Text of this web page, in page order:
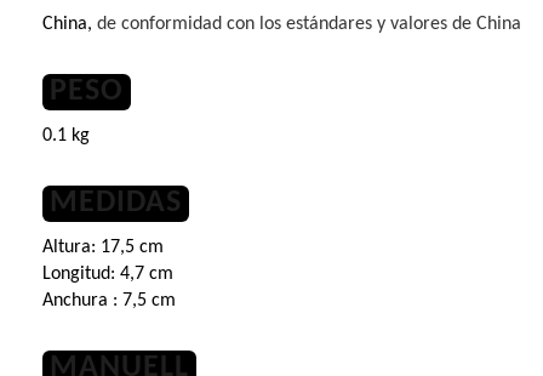
China, de conformidad con los estándares y valores de China
PESO
0.1 kg
MEDIDAS
Altura: 17,5 cm
Longitud: 4,7 cm
Anchura : 7,5 cm
MANUELL